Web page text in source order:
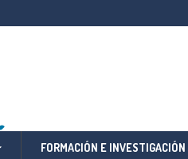
FORMACIÓN E INVESTIGACIÓN